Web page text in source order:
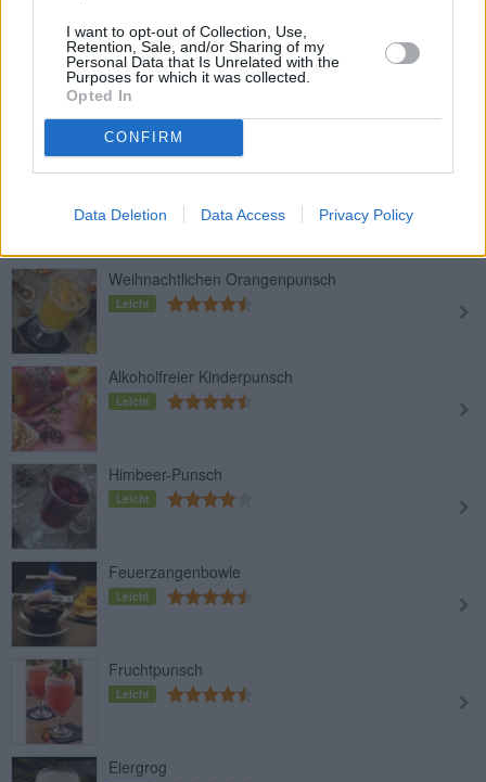
I want to opt-out of Collection, Use,
Retention, Sale, and/or Sharing of my
Personal Data that Is Unrelated with the
Purposes for which it was collected.
Opted In
CONFIRM
Data Deletion Data Access Privacy Policy
Heißer Apfelwein-Rum-Punsch
Christmas-Punsch
Weihnachtlichen Orangenpunsch
Leicht
Alkoholfreier Kinderpunsch
Leicht
Himbeer-Punsch
Leicht
Feuerzangenbowle
Leicht
Fruchtpunsch
Leicht
Eiergrog